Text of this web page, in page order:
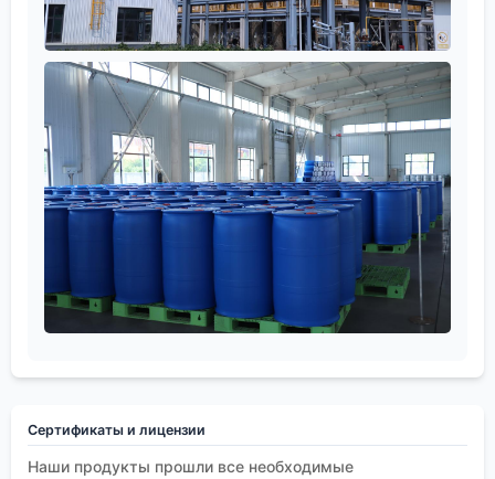
Сертификаты и лицензии
Наши продукты прошли все необходимые